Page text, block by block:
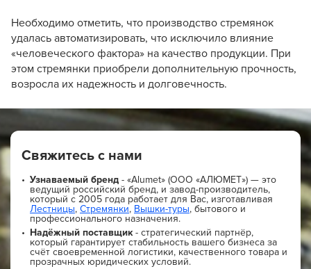
Необходимо отметить, что производство стремянок
удалась автоматизировать, что исключило влияние
«человеческого фактора» на качество продукции. При
этом стремянки приобрели дополнительную прочность,
возросла их надежность и долговечность.
Свяжитесь с нами
Узнаваемый бренд - «Alumet» (ООО «АЛЮМЕТ») — это
ведущий российский бренд, и завод-производитель,
который с 2005 года работает для Вас, изготавливая
Лестницы, Стремянки, Вышки-туры, бытового и
профессионального назначения.
Надёжный поставщик- стратегический партнёр,
который гарантирует стабильность вашего бизнеса за
счёт своевременной логистики, качественного товара и
прозрачных юридических условий.